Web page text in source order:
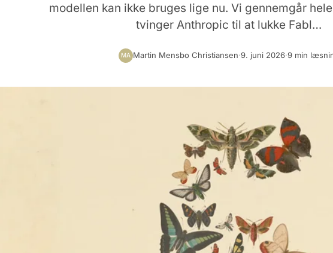
modellen kan ikke bruges lige nu. Vi gennemgår
tvinger Anthropic til at lukke Fabl…
MA Martin Mensbo Christiansen·9. juni 2026·9 min